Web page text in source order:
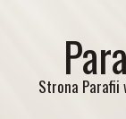
Strona Parafii